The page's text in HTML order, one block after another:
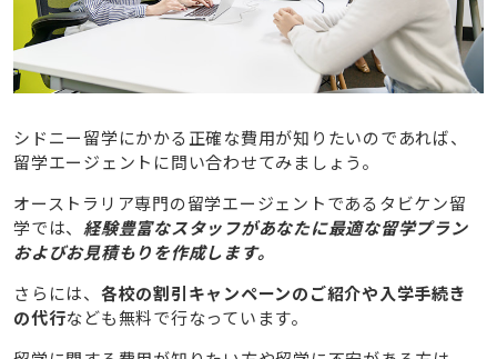
シドニー留学にかかる正確な費用が知りたいのであれば、
留学エージェントに問い合わせてみましょう。
オーストラリア専門の留学エージェントであるタビケン留
学では、 経験豊富なスタッフがあなたに最適な留学プラン
およびお見積もりを作成します。
さらには、 各校の割引キャンペーンのご紹介や入学手続き
の代行なども無料で行なっています。